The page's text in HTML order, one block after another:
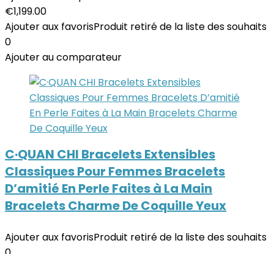
€1,199.00
Ajouter aux favorisProduit retiré de la liste des souhaits
0
Ajouter au comparateur
C·QUAN CHI Bracelets Extensibles
Classiques Pour Femmes Bracelets
D’amitié En Perle Faites à La Main
Bracelets Charme De Coquille Yeux
Ajouter aux favorisProduit retiré de la liste des souhaits